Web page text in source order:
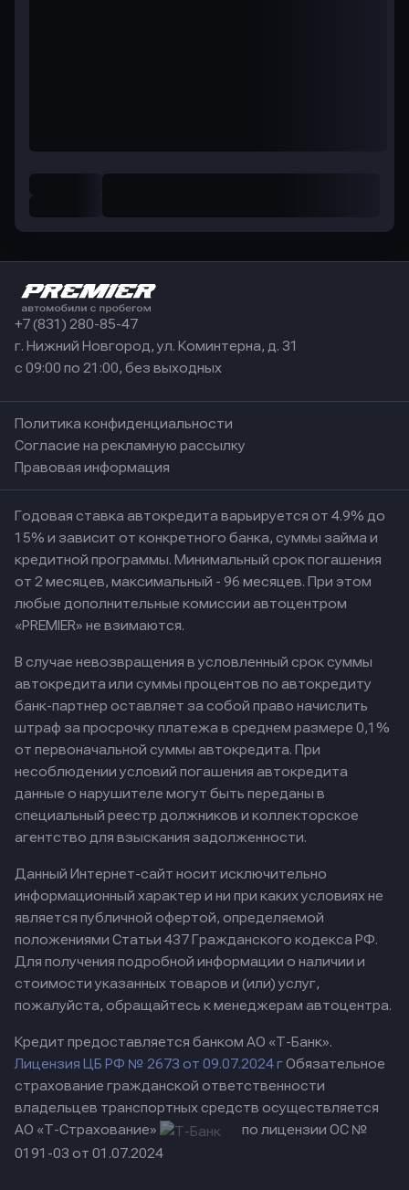
+7 (831) 280-85-47
г. Нижний Новгород, ул. Коминтерна, д. 31
с 09:00 по 21:00, без выходных
Политика конфиденциальности
Согласие на рекламную рассылку
Правовая информация
Годовая ставка автокредита варьируется от 4.9% до
15% и зависит от конкретного банка, суммы займа и
кредитной программы. Минимальный срок погашения
от 2 месяцев, максимальный - 96 месяцев. При этом
любые дополнительные комиссии автоцентром
«PREMIER» не взимаются.
В случае невозвращения в условленный срок суммы
автокредита или суммы процентов по автокредиту
банк-партнер оставляет за собой право начислить
штраф за просрочку платежа в среднем размере 0,1%
от первоначальной суммы автокредита. При
несоблюдении условий погашения автокредита
данные о нарушителе могут быть переданы в
специальный реестр должников и коллекторское
агентство для взыскания задолженности.
Данный Интернет-сайт носит исключительно
информационный характер и ни при каких условиях не
является публичной офертой, определяемой
положениями Статьи 437 Гражданского кодекса РФ.
Для получения подробной информации о наличии и
стоимости указанных товаров и (или) услуг,
пожалуйста, обращайтесь к менеджерам автоцентра.
Кредит предоставляется банком АО «Т-Банк».
Лицензия ЦБ РФ № 2673 от 09.07.2024 гОбязательное
страхование гражданской ответственности
владельцев транспортных средств осуществляется
АО «Т-Страхование»
по лицензии ОС №
0191-03 от 01.07.2024